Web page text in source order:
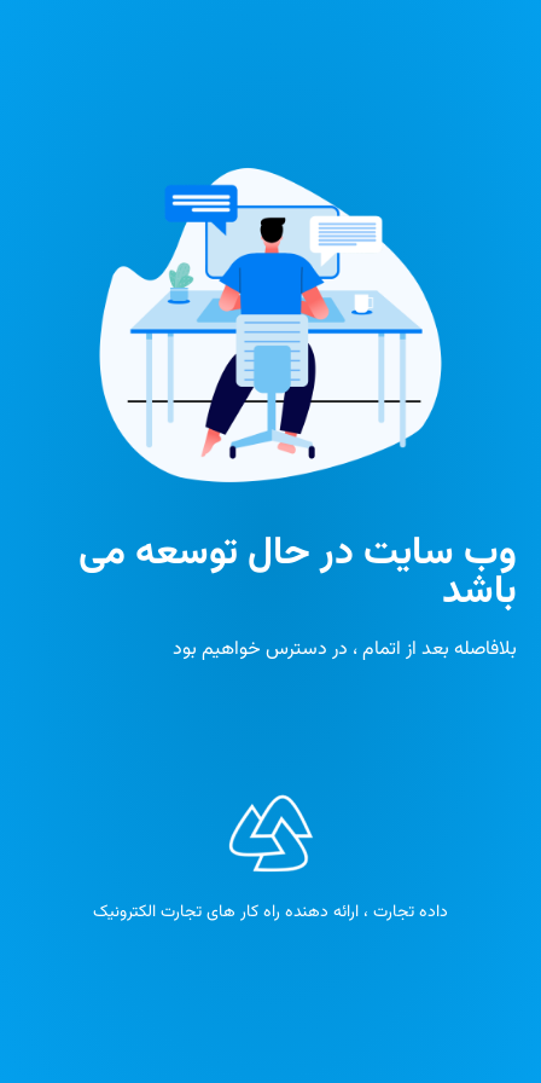
وب سایت در حال توسعه می
باشد
بلافاصله بعد از اتمام ، در دسترس خواهیم بود
داده تجارت ، ارائه دهنده راه کار های تجارت الکترونیک